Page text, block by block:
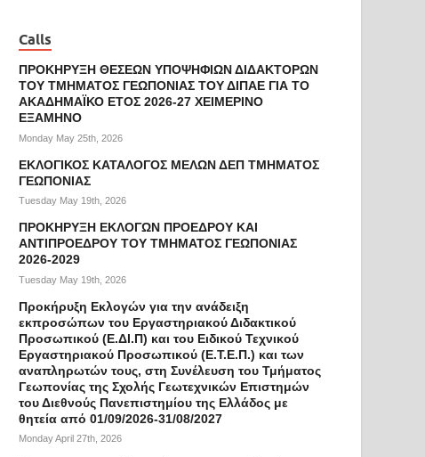
Calls
ΠΡΟΚΗΡΥΞΗ ΘΕΣΕΩΝ ΥΠΟΨΗΦΙΩΝ ΔΙΔΑΚΤΟΡΩΝ
ΤΟΥ ΤΜΗΜΑΤΟΣ ΓΕΩΠΟΝΙΑΣ ΤΟΥ ΔΙΠΑΕ ΓΙΑ ΤΟ
ΑΚΑΔΗΜΑΪΚΟ ΕΤΟΣ 2026-27 ΧΕΙΜΕΡΙΝΟ
ΕΞΑΜΗΝΟ
Monday May 25th, 2026
ΕΚΛΟΓΙΚΟΣ ΚΑΤΑΛΟΓΟΣ ΜΕΛΩΝ ΔΕΠ ΤΜΗΜΑΤΟΣ
ΓΕΩΠΟΝΙΑΣ
Tuesday May 19th, 2026
ΠΡΟΚΗΡΥΞΗ ΕΚΛΟΓΩΝ ΠΡΟΕΔΡΟΥ ΚΑΙ
ΑΝΤΙΠΡΟΕΔΡΟΥ ΤΟΥ ΤΜΗΜΑΤΟΣ ΓΕΩΠΟΝΙΑΣ
2026-2029
Tuesday May 19th, 2026
Προκήρυξη Εκλογών για την ανάδειξη
εκπροσώπων του Εργαστηριακού Διδακτικού
Προσωπικού (Ε.ΔΙ.Π) και του Ειδικού Τεχνικού
Εργαστηριακού Προσωπικού (Ε.Τ.Ε.Π.) και των
αναπληρωτών τους, στη Συνέλευση του Τμήματος
Γεωπονίας της Σχολής Γεωτεχνικών Επιστημών
του Διεθνούς Πανεπιστημίου της Ελλάδος με
θητεία από 01/09/2026-31/08/2027
Monday April 27th, 2026